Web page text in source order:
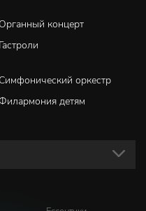
Органный концерт
Гастроли
Симфонический оркестр
Филармония детям